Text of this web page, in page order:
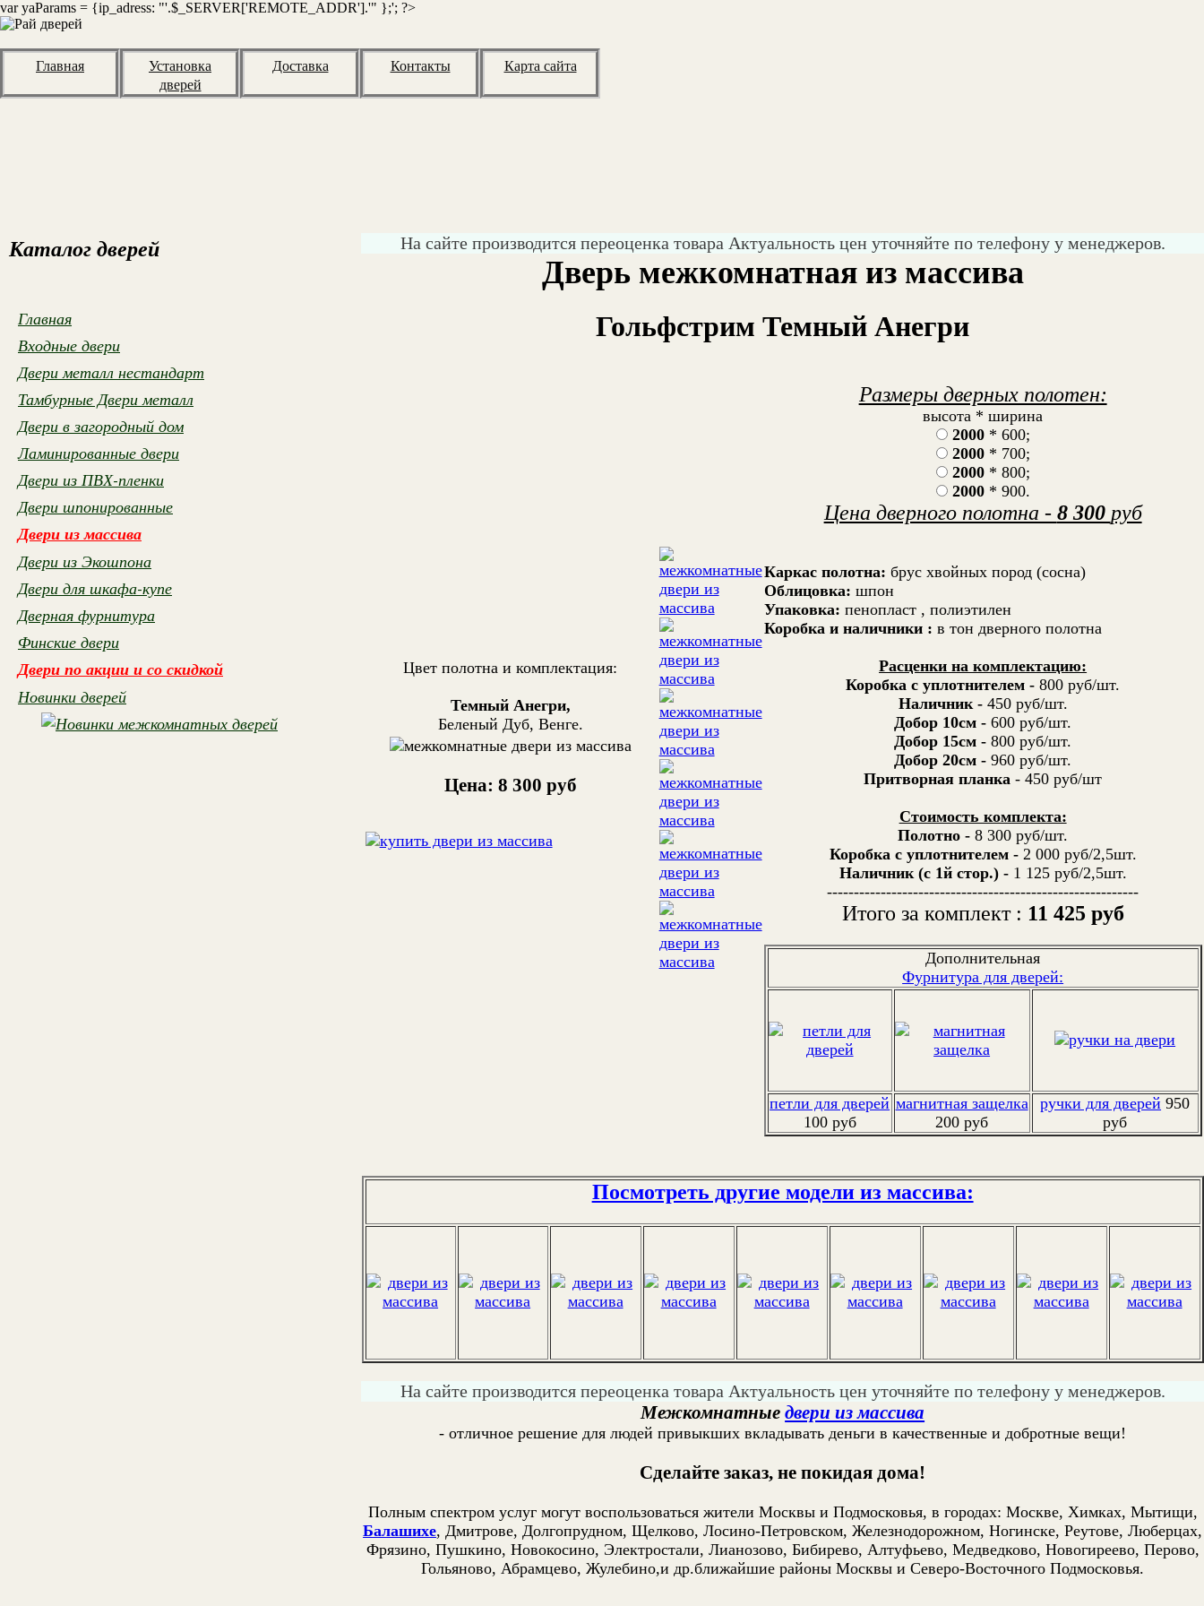
var yaParams = {ip_adress: "'.$_SERVER['REMOTE_ADDR'].'" };'; ?>
Главная
Установка
дверей
Доставка Контакты Карта сайта
Каталог дверей
Главная
Входные двери
Двери металл нестандарт
Тамбурные Двери металл
Двери в загородный дом
Ламинированные двери
Двери из ПВХ-пленки
Двери шпонированные
Двери из массива
Двери из Экошпона
Двери для шкафа-купе
Дверная фурнитура
Финские двери
Двери по акции и со скидкой
Новинки дверей
На сайте производится переоценка товара Актуальность цен уточняйте по телефону у менеджеров.
Дверь межкомнатная из массива
Гольфстрим Темный Анегри
Цвет полотна и комплектация:
Темный Анегри,
Беленый Дуб, Венге.
Цена: 8 300 руб
Размеры дверных полотен:
высота * ширина
2000 * 600;
2000 * 700;
2000 * 800;
2000 * 900.
Цена дверного полотна - 8 300 руб
Каркас полотна: брус хвойных пород (сосна)
Облицовка: шпон
Упаковка: пенопласт , полиэтилен
Коробка и наличники : в тон дверного полотна
Расценки на комплектацию:
Коробка с уплотнителем - 800 руб/шт.
Наличник -450 руб/шт.
Добор 10см - 600 руб/шт.
Добор 15см - 800 руб/шт.
Добор 20см - 960 руб/шт.
Притворная планка - 450 руб/шт
Стоимость комплекта:
Полотно - 8 300 руб/шт.
Коробка с уплотнителем -2 000 руб/2,5шт.
Наличник (с 1й стор.) -1 125 руб/2,5шт.
----------------------------------------------------------
Итого за комплект : 11 425 руб
Дополнительная
Фурнитура для дверей:
петли для дверей
100 руб
магнитная защелка
200 руб
ручки для дверей 950
руб
Посмотреть другие модели из массива:
На сайте производится переоценка товара Актуальность цен уточняйте по телефону у менеджеров.
Межкомнатныедвери из массива
- отличное решение для людей привыкших вкладывать деньги в качественные и добротные вещи!
Сделайте заказ, не покидая дома!
Полным спектром услуг могут воспользоваться жители Москвы и Подмосковья, в городах: Москве, Химках, Мытищи,
Балашихе, Дмитрове, Долгопрудном, Щелково, Лосино-Петровском, Железнодорожном, Ногинске, Реутове, Люберцах,
Фрязино, Пушкино, Новокосино, Электростали, Лианозово, Бибирево, Алтуфьево, Медведково, Новогиреево, Перово,
Гольяново, Абрамцево, Жулебино,и др.ближайшие районы Москвы и Северо-Восточного Подмосковья.